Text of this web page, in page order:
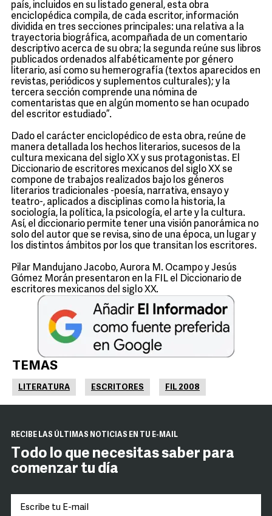
país, incluidos en su listado general, esta obra
enciclopédica compila, de cada escritor, información
dividida en tres secciones principales: una relativa a la
trayectoria biográfica, acompañada de un comentario
descriptivo acerca de su obra; la segunda reúne sus libros
publicados ordenados alfabéticamente por género
literario, así como su hemerografía (textos aparecidos en
revistas, periódicos y suplementos culturales); y la
tercera sección comprende una nómina de
comentaristas que en algún momento se han ocupado
del escritor estudiado”.
Dado el carácter enciclopédico de esta obra, reúne de
manera detallada los hechos literarios, sucesos de la
cultura mexicana del siglo XX y sus protagonistas. El
Diccionario de escritores mexicanos del siglo XX se
compone de trabajos realizados bajo los géneros
literarios tradicionales -poesía, narrativa, ensayo y
teatro-, aplicados a disciplinas como la historia, la
sociología, la política, la psicología, el arte y la cultura.
Así, el diccionario permite tener una visión panorámica no
solo del autor que se revisa, sino de una época, un lugar y
los distintos ámbitos por los que transitan los escritores.
Pilar Mandujano Jacobo, Aurora M. Ocampo y Jesús
Gómez Morán presentaron en la FIL el Diccionario de
escritores mexicanos del siglo XX.
TEMAS
LITERATURA ESCRITORES FIL 2008
RECIBE LAS ÚLTIMAS NOTICIAS EN TU E-MAIL
Todo lo que necesitas saber para
comenzar tu día